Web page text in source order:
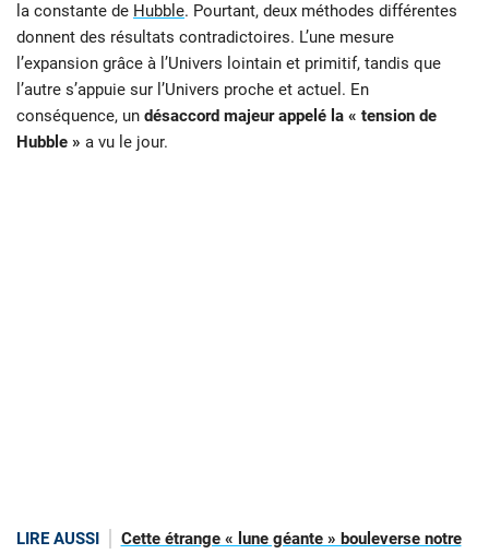
la constante de Hubble. Pourtant, deux méthodes différentes
donnent des résultats contradictoires. L’une mesure
l’expansion grâce à l’Univers lointain et primitif, tandis que
l’autre s’appuie sur l’Univers proche et actuel. En
conséquence, un désaccord majeur appelé la « tension de
Hubble » a vu le jour.
LIRE AUSSI
Cette étrange « lune géante » bouleverse notre